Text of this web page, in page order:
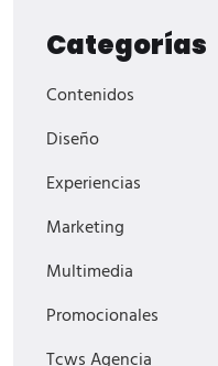
Categorías
Contenidos
Diseño
Experiencias
Marketing
Multimedia
Promocionales